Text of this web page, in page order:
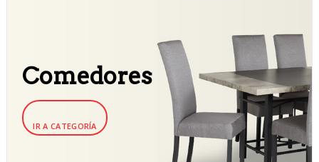
Comedores
IR A CATEGORÍA